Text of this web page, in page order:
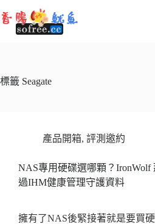
至
容
標籤 Seagate
產品開箱, 評測邀約
NAS專用硬碟選哪顆？IronWolf
過IHM健康管理守護資料
擁有了NAS後緊接著就是要買硬